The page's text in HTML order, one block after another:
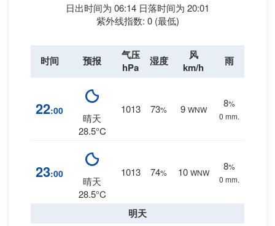
日出时间为 06:14 日落时间为 20:01
紫外线指数: 0 (最低)
时间 预报
气压
hPa
湿度
风
km/h
雨
22:00
晴天
28.5°C
1013 73% 9 WNW
8%
0 mm.
23:00
晴天
28.5°C
1013 74% 10 WNW
8%
0 mm.
明天